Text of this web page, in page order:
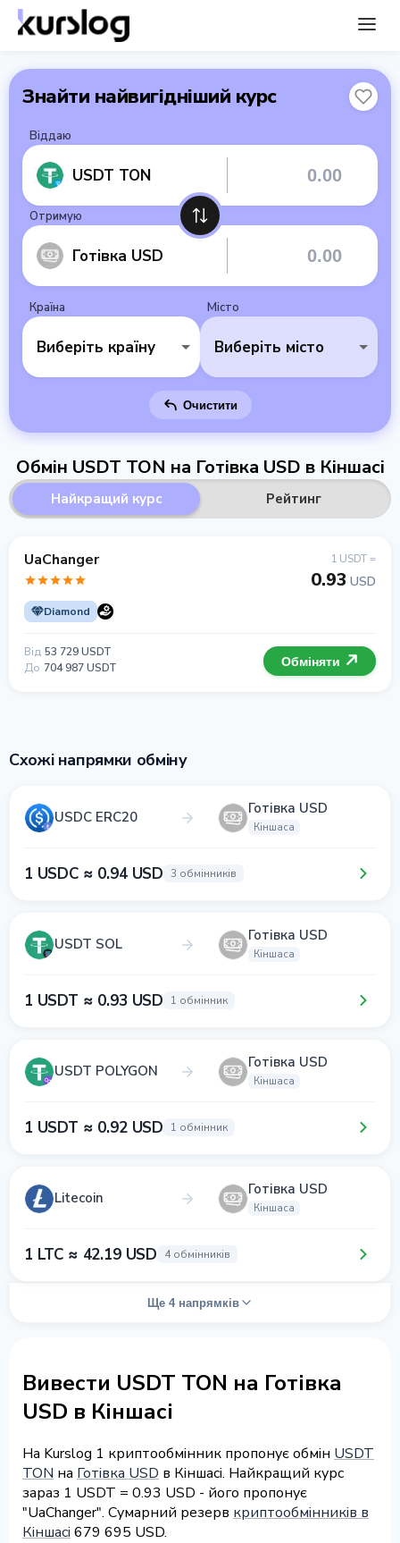
Знайти найвигідніший курс
Віддаю
USDT TON
Отримую
Готівка USD
Країна
Виберіть країну
Місто
Виберіть місто
Очистити
Обмін USDT TON на Готівка USD в Кіншасі
Найкращий курс Рейтинг
UaChanger
Diamond
1 USDT =
0.93 USD
Від 53 729 USDT
До 704 987 USDT Обміняти
Схожі напрямки обміну
USDC ERC20 Готівка USD
Кіншаса
1 USDC ≈ 0.94 USD 3 обмінників
USDT SOL Готівка USD
Кіншаса
1 USDT ≈ 0.93 USD 1 обмінник
USDT POLYGON Готівка USD
Кіншаса
1 USDT ≈ 0.92 USD 1 обмінник
Litecoin Готівка USD
Кіншаса
1 LTC ≈ 42.19 USD 4 обмінників
Ще 4 напрямків
Вивести USDT TON на Готівка
USD в Кіншасі
На Kurslog 1 криптообмінник пропонує обмін USDT
TON на Готівка USD в Кіншасі. Найкращий курс
зараз 1 USDT = 0.93 USD - його пропонує
"UaChanger". Сумарний резерв криптообмінників в
Кіншасі 679 695 USD.